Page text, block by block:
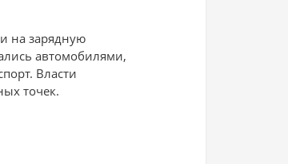
на зарядную
автомобилями,
Власти
точек.